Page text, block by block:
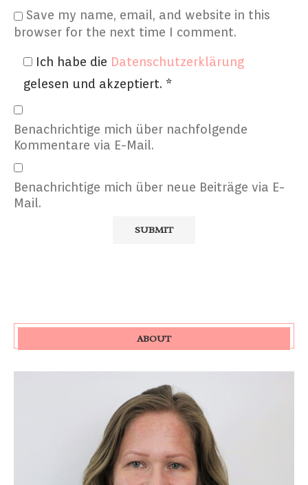
Save my name, email, and website in this
browser for the next time I comment.
Ich habe die Datenschutzerklärung
gelesen und akzeptiert. *
Benachrichtige mich über nachfolgende
Kommentare via E-Mail.
Benachrichtige mich über neue Beiträge via E-
Mail.
ABOUT